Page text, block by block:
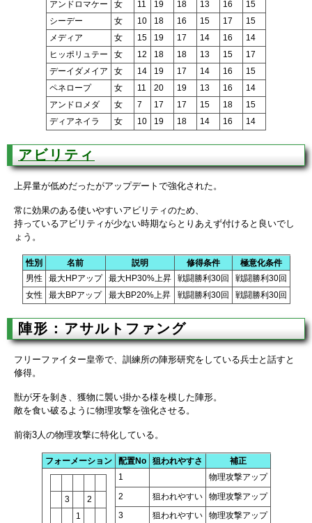
アンドロマケー
女 11 19 18 13 16
15
シーデー
女 10 18 16 15 17
15
メディア
女 15 19 17 14 16
14
ヒッポリュテー
女 12 18 18 13 15
17
デーイダメイア
女 14 19 17 14 16
15
ペネロープ
女 11 20 19 13 16
14
アンドロメダ
女 7 17 17 15 18
15
ディアネイラ
女 10 19 18 14 16 14
アビリティ
上昇量が低めだったがアップデートで強化された。
常に効果のある使いやすいアビリティのため、
持っているアビリティが少ない時期ならとりあえず付けると良いでし
ょう。
性別 名前 説明 修得条件
極意化条件
男性
最大HPアップ 最大HP30%上昇 戦闘勝利30回
戦闘勝利30回
女性
最大BPアップ 最大BP20%上昇 戦闘勝利30回 戦闘勝利30回
陣形：アサルトファング
フリーファイター皇帝で、訓練所の陣形研究をしている兵士と話すと
修得。
獣が牙を剝き、獲物に襲い掛かる様を模した陣形。
敵を食い破るように物理攻撃を強化させる。
前衛3人の物理攻撃に特化している。
フォーメーション 配置No 狙われやすさ 補正
3
2
1
1
物理攻撃アップ
2
狙われやすい
物理攻撃アップ
3
狙われやすい 物理攻撃アップ